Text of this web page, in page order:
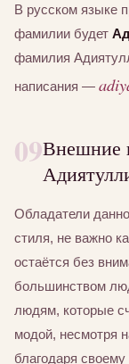
В русском языке
фамилии будет
фамилия
написания —
09Внешние
Обладатели
стиля, не важно
остаётся без
большинством
людям, которые
модой, несмотря
благодаря